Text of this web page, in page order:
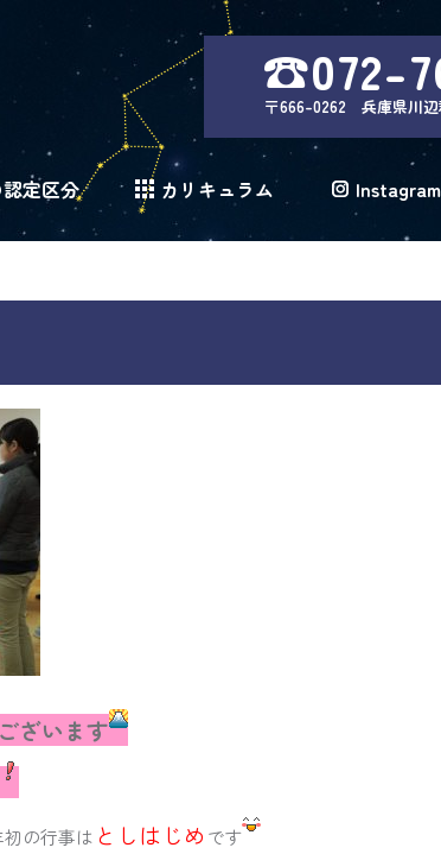
☎072-
〒666-0262 兵庫県川辺
定区分 カリキュラム Instagram
ざいます
の行事は としはじめ です